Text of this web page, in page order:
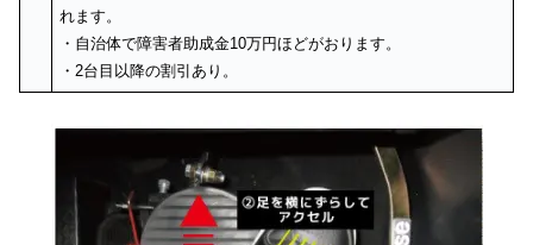
れます。
・自治体で障害者助成金10万円ほどがおります。
・2台目以降の割引あり。